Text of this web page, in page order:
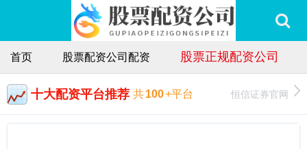
首页 股票配资公司配资 股票正规配资公司
十大配资平台推荐 共100+平台 恒信证券官网